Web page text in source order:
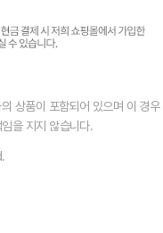
상품이 포함되어 있으며 이 경
을 지지 않습니다.